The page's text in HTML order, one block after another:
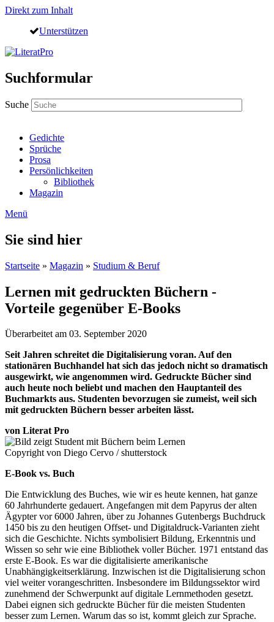
Direkt zum Inhalt
Unterstützen
Suchformular
Suche
Gedichte
Sprüche
Prosa
Persönlichkeiten
Bibliothek
Magazin
Menü
Sie sind hier
Startseite » Magazin » Studium & Beruf
Lernen mit gedruckten Büchern -
Vorteile gegenüber E-Books
Überarbeitet am 03. September 2020
Seit Jahren schreitet die Digitalisierung voran. Auf den
stationären Buchhandel hat sich das jedoch nicht so dramatisch
ausgewirkt, wie angenommen wird. Gedruckte Bücher sind
auch heute noch beliebt und machen den Hauptanteil des
Buchmarkts aus. Studenten bevorzugen sie zumeist, weil sich
mit gedruckten Büchern besser arbeiten lässt.
von Literat Pro
Copyright von Diego Cervo / shutterstock
E-Book vs. Buch
Die Entwicklung des Buches, wie wir es heute kennen, hat ganze
60 Jahrhunderte gedauert. Angefangen mit dem Papyrus der alten
Ägypter vor 6000 Jahren, über zu Johannes Gutenbergs Buchdruck
1450 bis zu den heutigen Offset- und Digitaldruck-Varianten zieht
sich die Geschichte. Nichts symbolisiert Bildung, Erkenntnis und
Wissen so sehr wie eine Bibliothek voller Bücher. 1971 entstand das
erste E-Book. Es war die digitalisierte amerikanische
Unabhängigkeitserklärung. Inzwischen ist die Digitalisierung schon
viel weiter vorangeschritten. Insbesondere im Bildungssektor wird
zunehmend der Schwerpunkt auf digitale Lernmethoden gesetzt.
Dabei eignen sich gedruckte Bücher für die meisten Studenten
besser zum Lernen. Warum das so ist, kommt gleich zur Sprache.